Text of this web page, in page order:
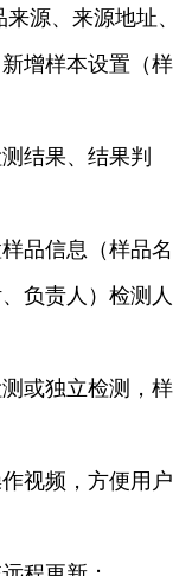
源、来源地址、
增样本设置（样
结果、结果判
品信息（样品名
负责人）检测人
或独立检测，样
视频，方便用户